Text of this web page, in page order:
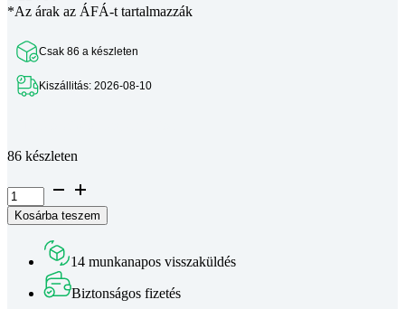
*Az árak az ÁFÁ-t tartalmazzák
Csak 86 a készleten
Kiszállitás: 2026-08-10
86 készleten
B8
sarokelem
135
mm,
Kosárba teszem
14 munkanapos visszaküldés
Biztonságos fizetés